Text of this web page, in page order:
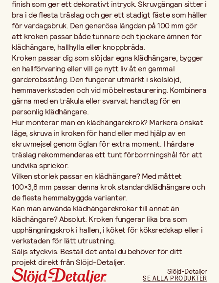
finish som ger ett dekorativt intryck. Skruvgängan sitter i
bra i de flesta träslag och ger ett stadigt fäste som håller
för vardagsbruk. Den generösa längden på 100 mm gör
att kroken passar både tunnare och tjockare ämnen för
klädhängare, hallhylla eller knoppbräda.
Kroken passar dig som slöjdar egna klädhängare, bygger
en hallförvaring eller vill ge nytt liv åt en gammal
garderobsstång. Den fungerar utmärkt i skolslöjd,
hemmaverkstaden och vid möbelrestaurering. Kombinera
gärna med en träkula eller svarvat handtag för en
personlig klädhängare.
Hur monterar man en klädhängarekrok? Markera önskat
läge, skruva in kroken för hand eller med hjälp av en
skruvmejsel genom öglan för extra moment. I hårdare
träslag rekommenderas ett tunt förborrningshål för att
undvika sprickor.
Vilken storlek passar en klädhängare? Med måttet
100×3,8 mm passar denna krok standardklädhängare och
de flesta hemmabyggda varianter.
Kan man använda klädhängarekrokar till annat än
klädhängare? Absolut. Kroken fungerar lika bra som
upphängningskrok i hallen, i köket för köksredskap eller i
verkstaden för lätt utrustning.
Säljs styckvis. Beställ det antal du behöver för ditt
projekt direkt från Slöjd-Detaljer.
Slöjd-Detaljer
SE ALLA PRODUKTER